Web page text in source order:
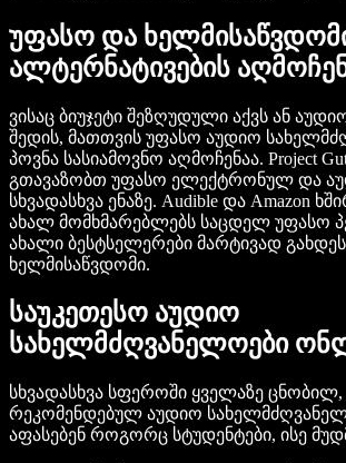
უფასო და
ალტერნატივების
ვისაც ბიუჯეტი შეზღუდული აქვს ან
შედის, მათთვის უფასო აუდიო
პოვნა სასიამოვნო აღმოჩენაა. Project
გთავაზობთ უფასო ელექტრონულ და
სხვადასხვა ენაზე. Audible და Amazon
ახალ მომხმარებლებს საცდელ უფასო
ახალი ბესტსელერები მარტივად
ხელმისაწვდომი.
საუკეთესო აუდიო
სახელმძღვანელოები
სხვადასხვა სფეროში ყველაზე ცნობილ,
რეკომენდებულ აუდიო
აფასებენ როგორც სტუდენტები, ისე